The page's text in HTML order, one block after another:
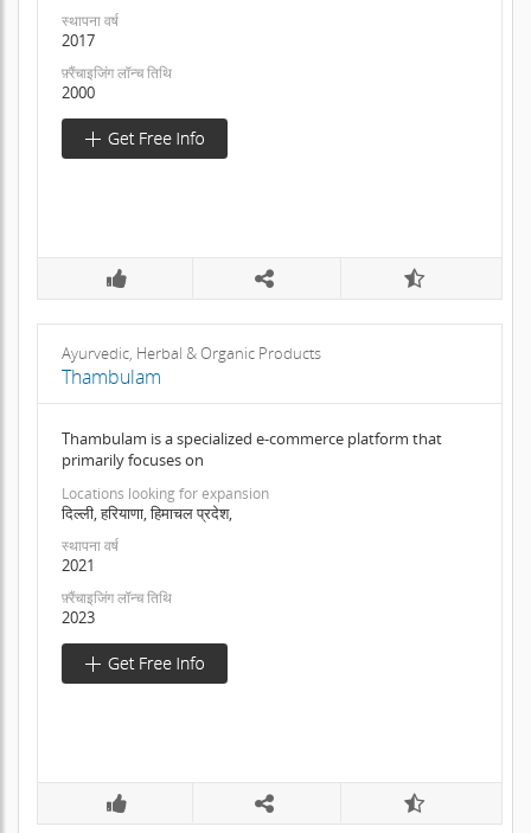
स्थापना वर्ष
2017
फ़्रैंचाइजिंग लॉन्च तिथि
2000
Ayurvedic, Herbal & Organic Products
Thambulam
Thambulam is a specialized e-commerce platform that
primarily focuses on
Locations looking for expansion
दिल्ली, हरियाणा, हिमाचल प्रदेश,
स्थापना वर्ष
2021
फ़्रैंचाइजिंग लॉन्च तिथि
2023